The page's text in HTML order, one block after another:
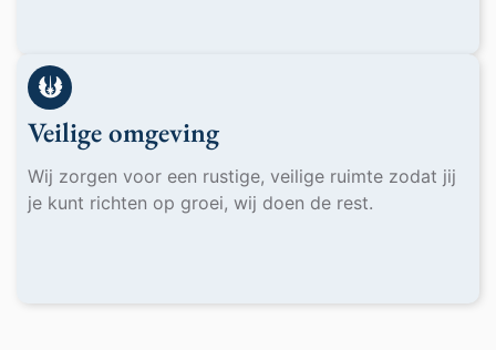
Veilige omgeving
Wij zorgen voor een rustige, veilige ruimte zodat jij
je kunt richten op groei, wij doen de rest.